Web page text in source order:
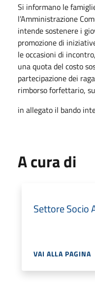
Si informano le
l’Amministrazione
intende sostenere i
promozione di
le occasioni di
una quota del costo
partecipazione dei
rimborso forfettario,
in allegato il bando
A cura di
Settore Socio
VAI ALLA PAGINA